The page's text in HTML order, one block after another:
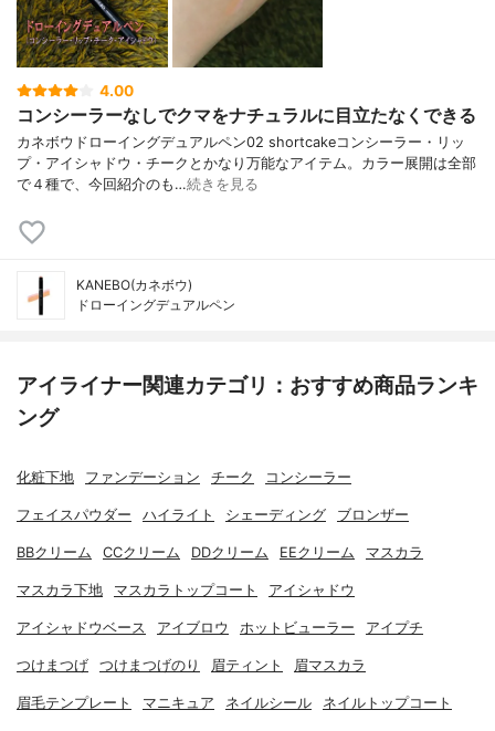
4.00
コンシーラーなしでクマをナチュラルに目立たなくできる
カネボウドローイングデュアルペン02 shortcakeコンシーラー・リッ
プ・アイシャドウ・チークとかなり万能なアイテム。カラー展開は全部
で４種で、今回紹介のも…続きを見る
KANEBO(カネボウ)
ドローイングデュアルペン
アイライナー関連カテゴリ：おすすめ商品ランキ
ング
化粧下地 ファンデーション チーク コンシーラー
フェイスパウダー ハイライト シェーディング ブロンザー
BBクリーム CCクリーム DDクリーム EEクリーム マスカラ
マスカラ下地 マスカラトップコート アイシャドウ
アイシャドウベース アイブロウ ホットビューラー アイプチ
つけまつげ つけまつげのり 眉ティント 眉マスカラ
眉毛テンプレート マニキュア ネイルシール ネイルトップコート